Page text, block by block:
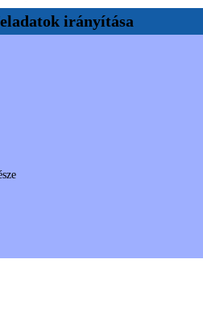
irányítása